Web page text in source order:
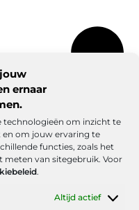
ernaar
technologieën om inzicht te
en om jouw ervaring te
functies, zoals het
meten van sitegebruik. Voor
.
Altijd actief